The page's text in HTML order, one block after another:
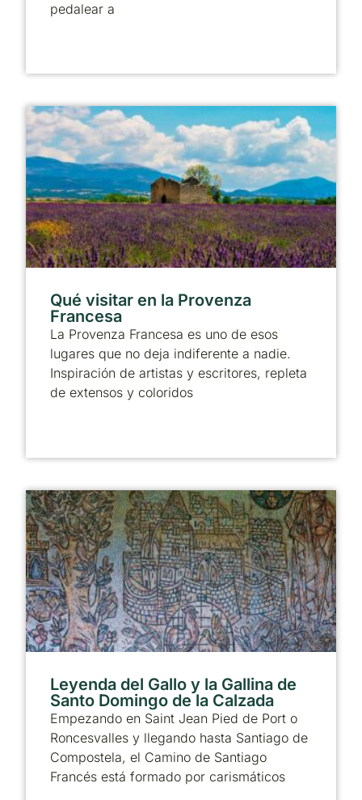
pedalear a
Qué visitar en la Provenza
Francesa
La Provenza Francesa es uno de esos
lugares que no deja indiferente a nadie.
Inspiración de artistas y escritores, repleta
de extensos y coloridos
Leyenda del Gallo y la Gallina de
Santo Domingo de la Calzada
Empezando en Saint Jean Pied de Port o
Roncesvalles y llegando hasta Santiago de
Compostela, el Camino de Santiago
Francés está formado por carismáticos